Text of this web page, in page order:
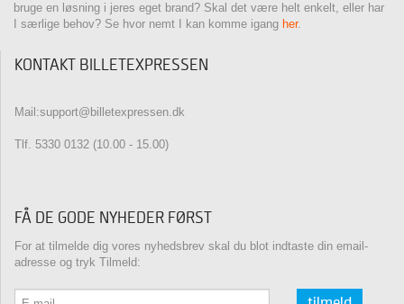
bruge en løsning i jeres eget brand? Skal det være helt enkelt, eller har
I særlige behov? Se hvor nemt I kan komme igang her.
KONTAKT BILLETEXPRESSEN
Mail:support@billetexpressen.dk
Tlf. 5330 0132 (10.00 - 15.00)
FÅ DE GODE NYHEDER FØRST
For at tilmelde dig vores nyhedsbrev skal du blot indtaste din email-
adresse og tryk Tilmeld: